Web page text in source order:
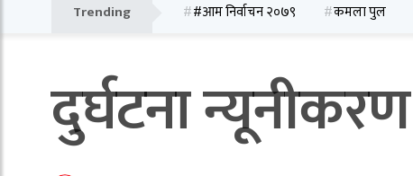
Trending #आम निर्वाचन २०७९ कमला पुल
दुर्घटना न्यूनीकरण